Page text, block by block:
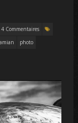
4 Commentaires
photo